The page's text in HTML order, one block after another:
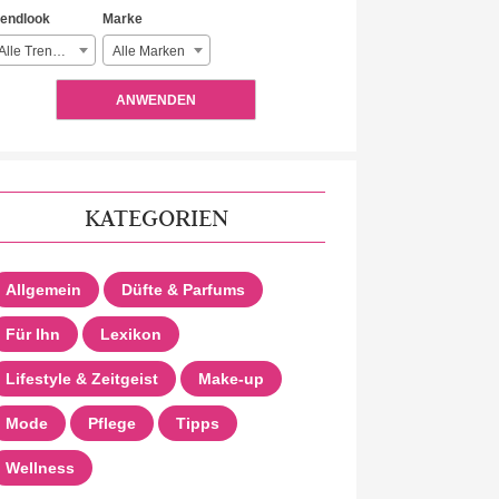
Alle Trendlooks
Marke
Alle Marken
ANWENDEN
KATEGORIEN
Allgemein Düfte & Parfums
Für Ihn Lexikon
Lifestyle & Zeitgeist Make-up
Mode Pflege Tipps
Wellness